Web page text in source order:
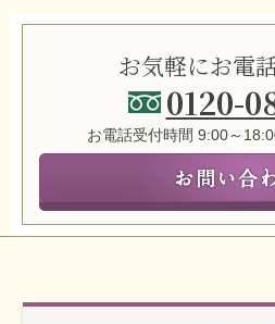
お気軽にお電
0120-
お電話受付時間 9:00～